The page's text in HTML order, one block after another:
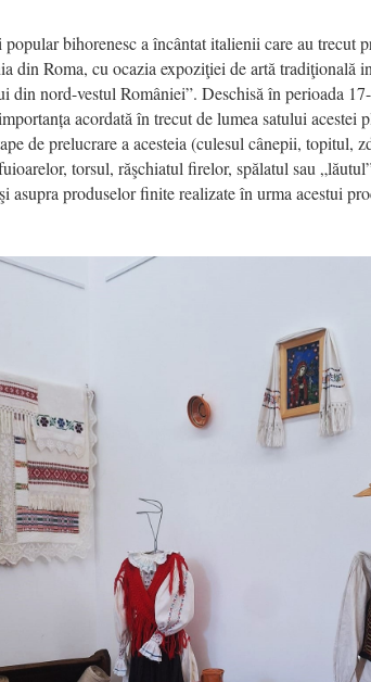
popular bihorenesc a încântat italienii care au trecut
din Roma, cu ocazia expoziţiei de artă tradiţională
din nord-vestul României”. Deschisă în perioada
acordată în trecut de lumea satului acestei
de prelucrare a acesteia (culesul cânepii, topitul,
torsul, răşchiatul firelor, spălatul sau
asupra produselor finite realizate în urma acestui